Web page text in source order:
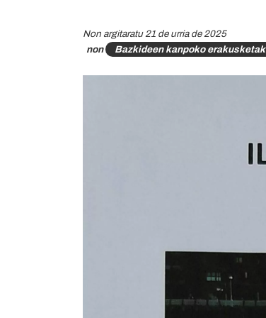
Non argitaratu 21 de urria de 2025
non
Bazkideen kanpoko erakusketak